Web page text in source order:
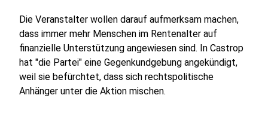
Die Veranstalter wollen darauf aufmerksam machen,
dass immer mehr Menschen im Rentenalter auf
finanzielle Unterstützung angewiesen sind. In Castrop
hat "die Partei" eine Gegenkundgebung angekündigt,
weil sie befürchtet, dass sich rechtspolitische
Anhänger unter die Aktion mischen.